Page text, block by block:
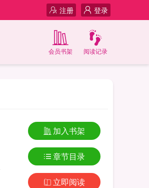
登录
注册
阅读记录
会员书架
加入书架
章节目录
立即阅读